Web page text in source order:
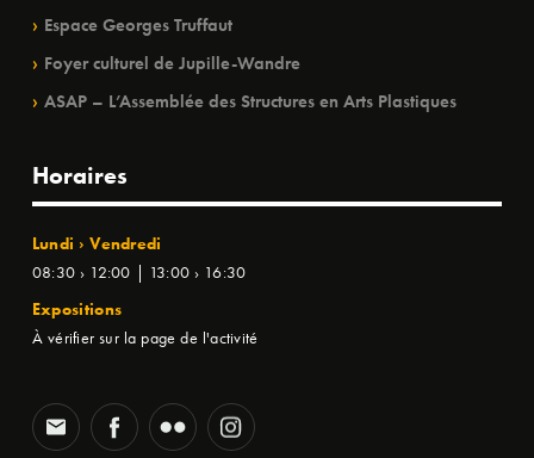
Espace Georges Truffaut
Foyer culturel de Jupille-Wandre
ASAP – L’Assemblée des Structures en Arts Plastiques
Horaires
Lundi › Vendredi
08:30 › 12:00 | 13:00 › 16:30
Expositions
À vérifier sur la page de l'activité